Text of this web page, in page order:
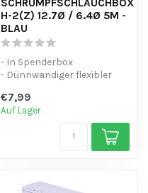
H-2(Z) 12.7Ø / 6.4Ø 5M -
BLAU
- In Spenderbox
- Dünnwandiger flexibler
- UV-beständig
€7,99
Auf Lager